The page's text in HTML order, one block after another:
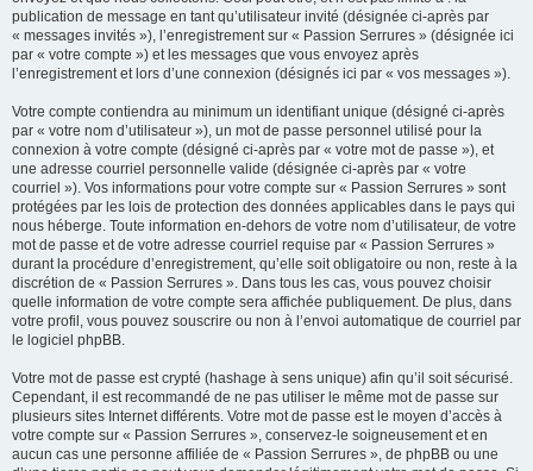
publication de message en tant qu’utilisateur invité (désignée ci-après par
« messages invités »), l’enregistrement sur « Passion Serrures » (désignée ici
par « votre compte ») et les messages que vous envoyez après
l’enregistrement et lors d’une connexion (désignés ici par « vos messages »).
Votre compte contiendra au minimum un identifiant unique (désigné ci-après
par « votre nom d’utilisateur »), un mot de passe personnel utilisé pour la
connexion à votre compte (désigné ci-après par « votre mot de passe »), et
une adresse courriel personnelle valide (désignée ci-après par « votre
courriel »). Vos informations pour votre compte sur « Passion Serrures » sont
protégées par les lois de protection des données applicables dans le pays qui
nous héberge. Toute information en-dehors de votre nom d’utilisateur, de votre
mot de passe et de votre adresse courriel requise par « Passion Serrures »
durant la procédure d’enregistrement, qu’elle soit obligatoire ou non, reste à la
discrétion de « Passion Serrures ». Dans tous les cas, vous pouvez choisir
quelle information de votre compte sera affichée publiquement. De plus, dans
votre profil, vous pouvez souscrire ou non à l’envoi automatique de courriel par
le logiciel phpBB.
Votre mot de passe est crypté (hashage à sens unique) afin qu’il soit sécurisé.
Cependant, il est recommandé de ne pas utiliser le même mot de passe sur
plusieurs sites Internet différents. Votre mot de passe est le moyen d’accès à
votre compte sur « Passion Serrures », conservez-le soigneusement et en
aucun cas une personne affiliée de « Passion Serrures », de phpBB ou une